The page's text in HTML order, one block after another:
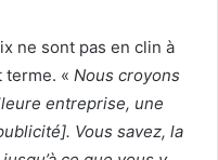
ne sont pas en clin à
« Nous croyons
entreprise, une
Vous savez, la